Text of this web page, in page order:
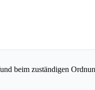
beim zuständigen